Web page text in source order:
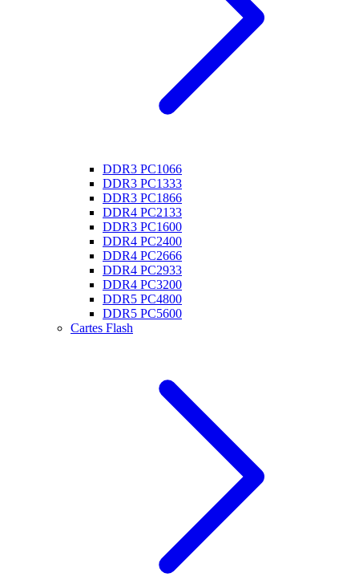
DDR3 PC1066
DDR3 PC1333
DDR3 PC1866
DDR4 PC2133
DDR3 PC1600
DDR4 PC2400
DDR4 PC2666
DDR4 PC2933
DDR4 PC3200
DDR5 PC4800
DDR5 PC5600
Cartes Flash